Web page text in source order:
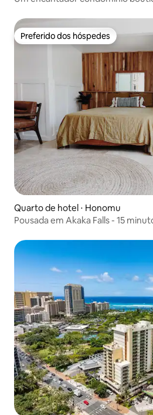
Preferido dos hóspedes
Preferido dos hóspedes
Quarto de hotel ⋅ Honomu
Pousada em Akaka Falls - 15